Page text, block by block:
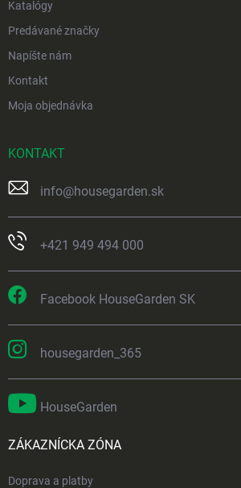
Katalógy
Predávané značky
Napíšte nám
Kontakt
Moja objednávka
KONTAKT
info@housegarden.sk
+421 949 494 000
Facebook HouseGarden SK
housegarden_365
HouseGarden
ZÁKAZNÍCKA ZÓNA
Doprava a platby